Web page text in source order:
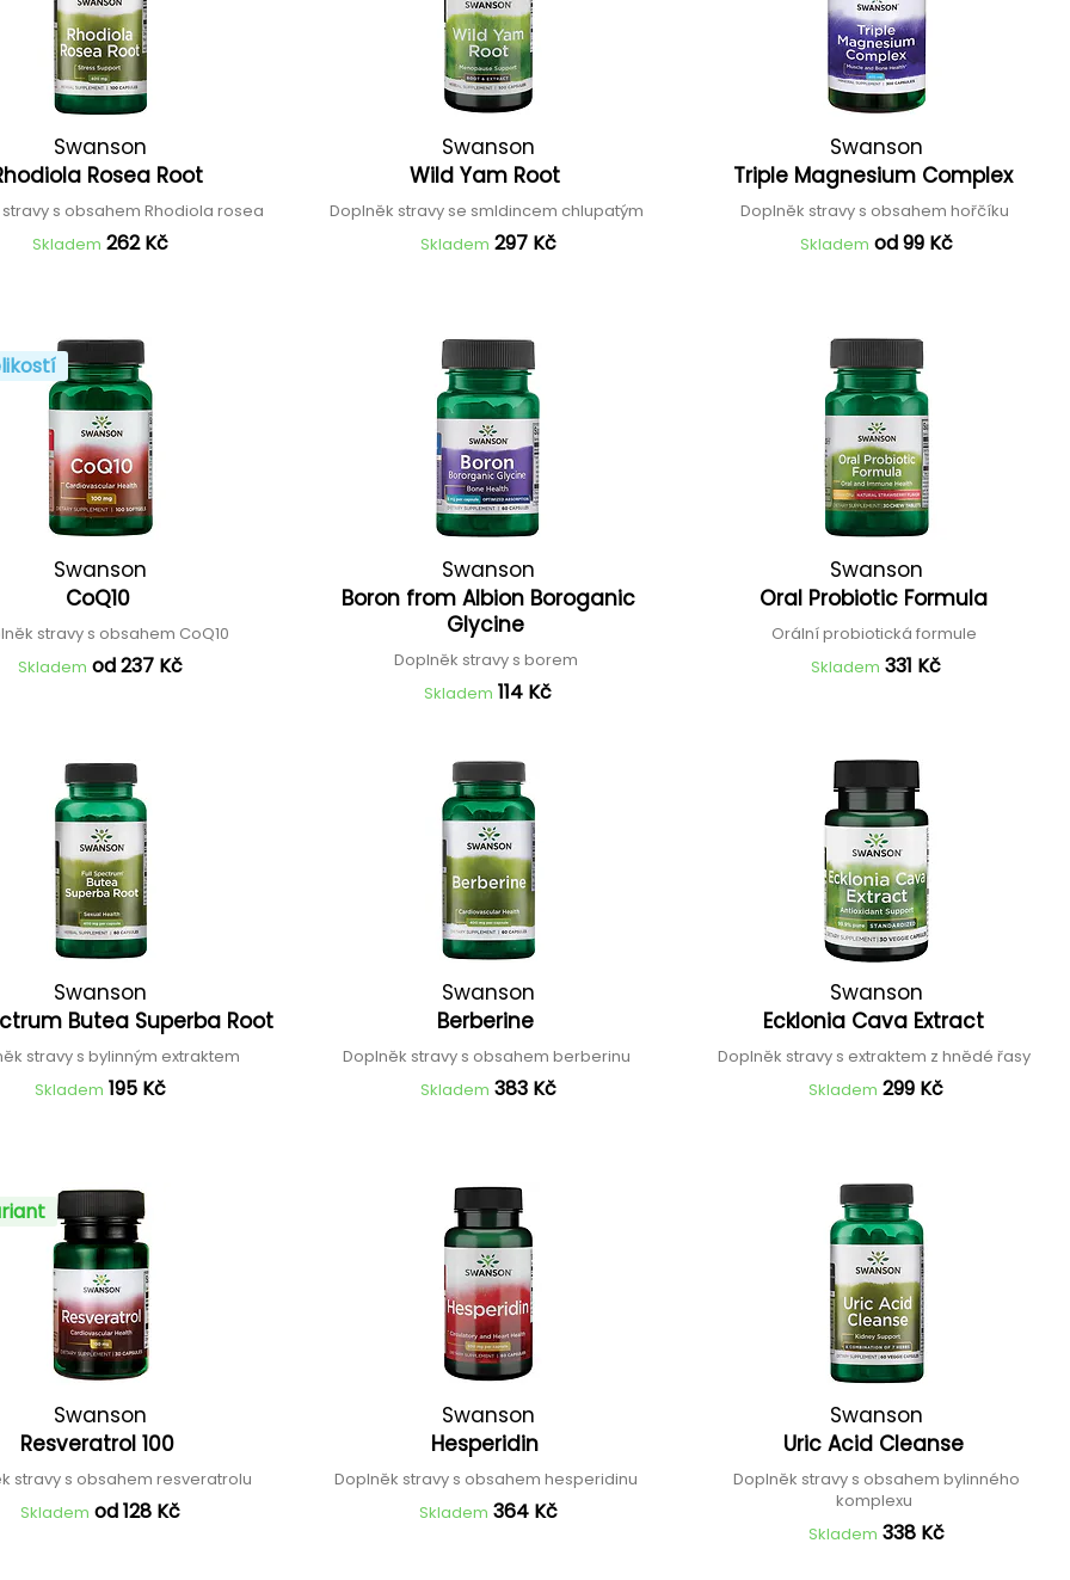
Swanson
Rosea Root
s obsahem Rhodiola rosea
Skladem 262 Kč
Swanson
Wild Yam Root
Doplněk stravy se smldincem chlupatým
Skladem 297 Kč
Swanson
Triple Magnesium Complex
Doplněk stravy s obsahem hořčíku
Skladem od 99 Kč
Swanson
CoQ10
stravy s obsahem CoQ10
Skladem od 237 Kč
Swanson
Boron from Albion Boroganic
Glycine
Doplněk stravy s borem
Skladem 114 Kč
Swanson
Oral Probiotic Formula
Orální probiotická formule
Skladem 331 Kč
Swanson
Butea Superba Root
stravy s bylinným extraktem
Skladem 195 Kč
Swanson
Berberine
Doplněk stravy s obsahem berberinu
Skladem 383 Kč
Swanson
Ecklonia Cava Extract
Doplněk stravy s extraktem z hnědé řasy
Skladem 299 Kč
Swanson
Resveratrol 100
stravy s obsahem resveratrolu
Skladem od 128 Kč
Swanson
Hesperidin
Doplněk stravy s obsahem hesperidinu
Skladem 364 Kč
Swanson
Uric Acid Cleanse
Doplněk stravy s obsahem bylinného
komplexu
Skladem 338 Kč